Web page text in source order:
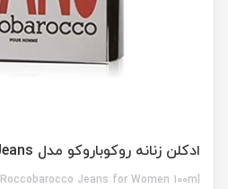
ادکلن زنانه روکوباروکو مدل Jeans | جینز
Roccobarocco Jeans for Women 100ml